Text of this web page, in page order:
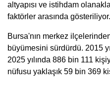
altyapısı ve istihdam
faktörler arasında gösteriliyor.
Bursa'nın merkez
büyümesini sürdürdü. 2015
2025 yılında 886 bin 111
nüfusu yaklaşık 59 bin 369